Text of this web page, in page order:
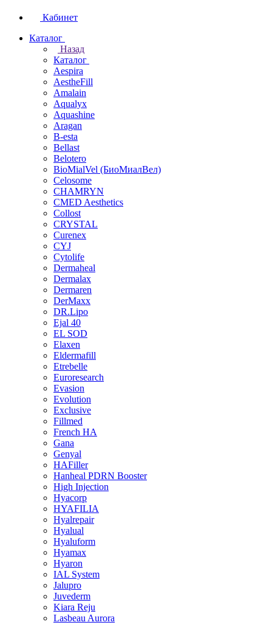
Кабинет
Каталог
Назад
Каталог
Aespira
AestheFill
Amalain
Aqualyx
Aquashine
Aragan
B-esta
Bellast
Belotero
BioMialVel (БиоМиалВел)
Celosome
CHAMRYN
CMED Aesthetics
Collost
CRYSTAL
Curenex
CYJ
Cytolife
Dermaheal
Dermalax
Dermaren
DerMaxx
DR.Lipo
Ejal 40
EL SOD
Elaxen
Eldermafill
Etrebelle
Euroresearch
Evasion
Evolution
Exclusive
Fillmed
French HA
Gana
Genyal
HAFiller
Hanheal PDRN Booster
High Injection
Hyacorp
HYAFILIA
Hyalrepair
Hyalual
Hyaluform
Hyamax
Hyaron
IAL System
Jalupro
Juvederm
Kiara Reju
Lasbeau Aurora